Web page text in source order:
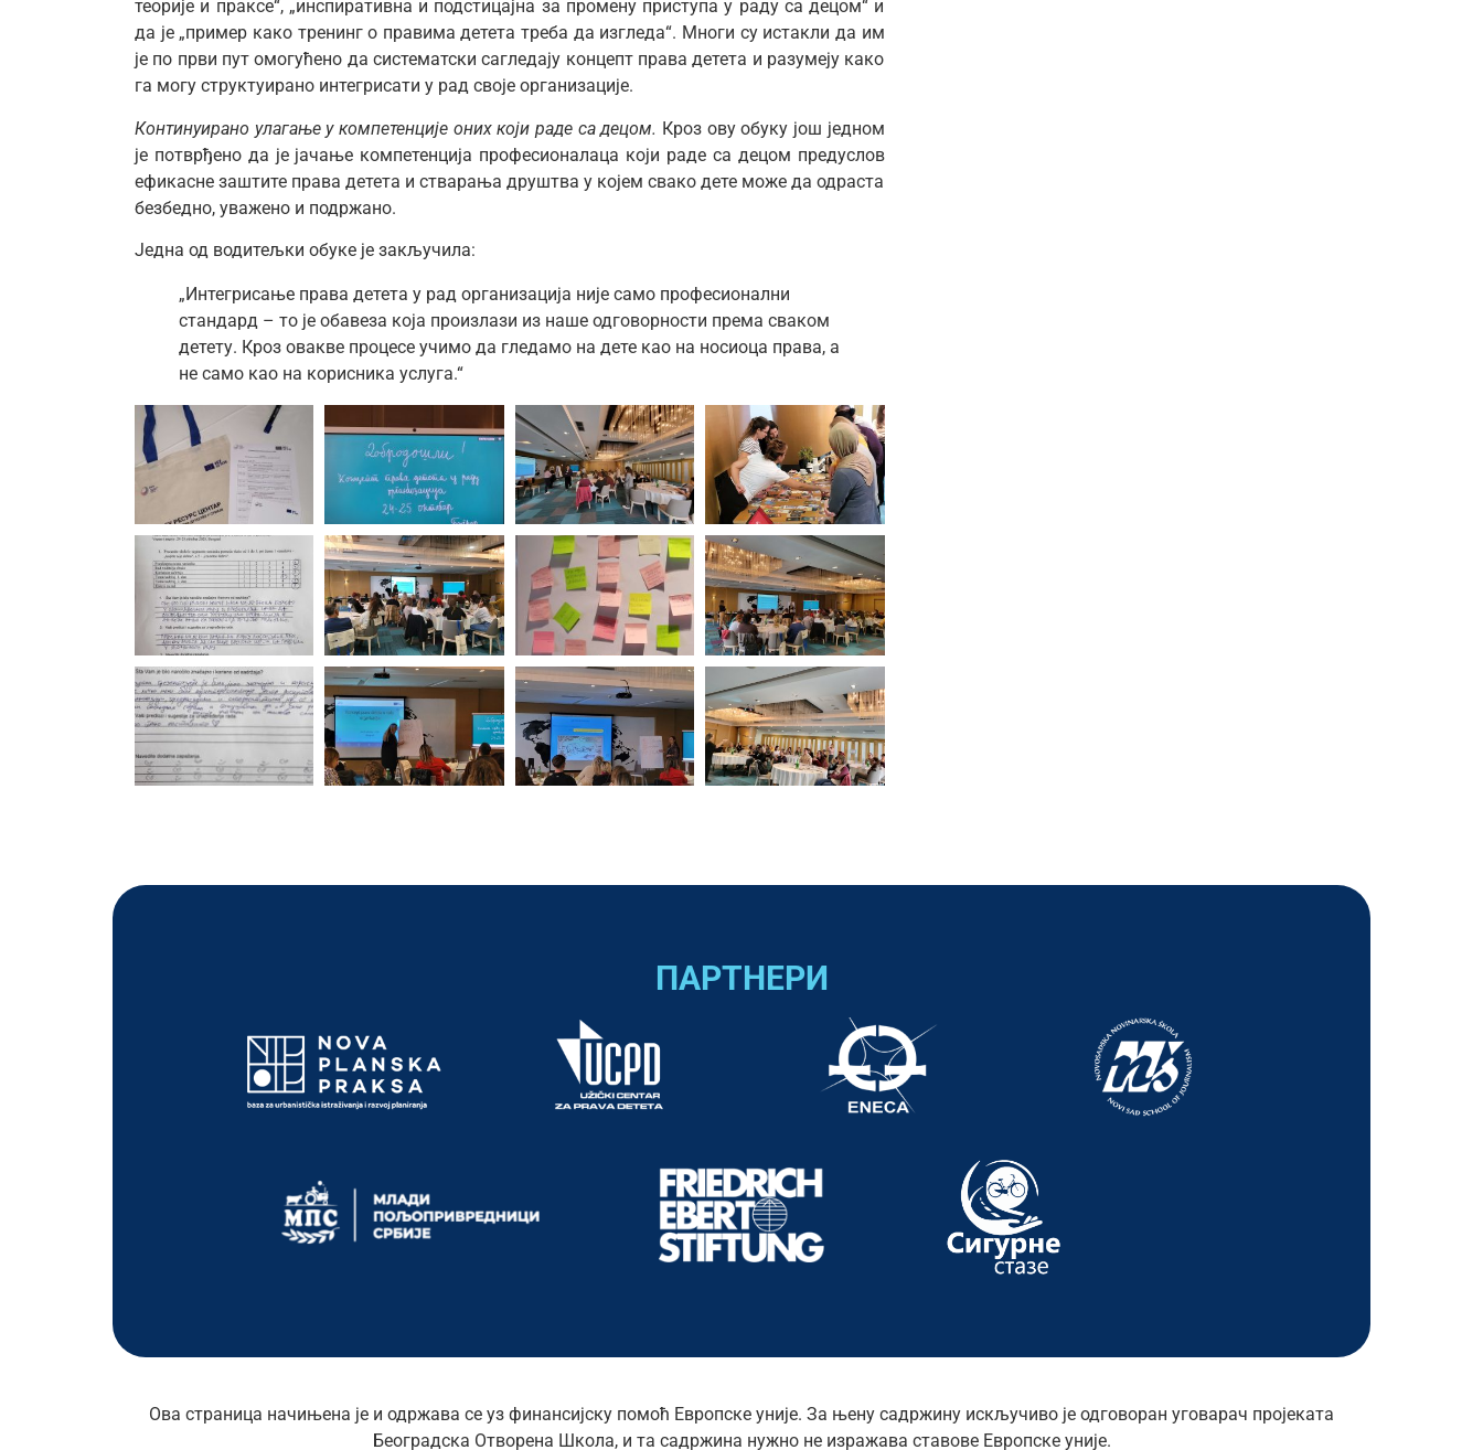
теорије и праксе“, „инспиративна и подстицајна за промену приступа у раду са децом“ и
да је „пример како тренинг о правима детета треба да изгледа“. Многи су истакли да им
је по први пут омогућено да систематски сагледају концепт права детета и разумеју како
га могу структуирано интегрисати у рад своје организације.
Континуирано улагање у компетенције оних који раде са децом. Кроз ову обуку још једном
је потврђено да је јачање компетенција професионалаца који раде са децом предуслов
ефикасне заштите права детета и стварања друштва у којем свако дете може да одраста
безбедно, уважено и подржано.
Једна од водитељки обуке је закључила:
„Интегрисање права детета у рад организација није само професионални
стандард – то је обавеза која произлази из наше одговорности према сваком
детету. Кроз овакве процесе учимо да гледамо на дете као на носиоца права, а
не само као на корисника услуга.“
ПАРТНЕРИ
Ова страница начињена је и одржава се уз финансијску помоћ Европске уније. За њену садржину искључиво је одговоран уговарач пројеката
Београдска Отворена Школа, и та садржина нужно не изражава ставове Европске уније.